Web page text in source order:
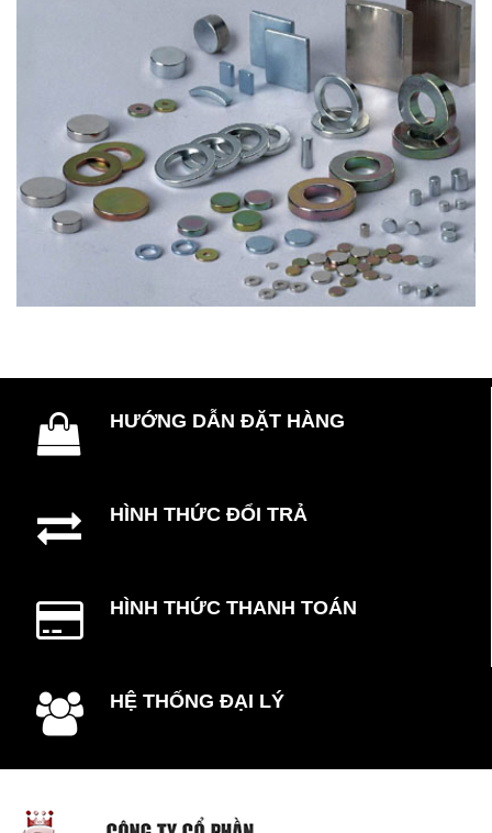
HƯỚNG DẪN ĐẶT HÀNG
HÌNH THỨC ĐỔI TRẢ
HÌNH THỨC THANH TOÁN
HỆ THỐNG ĐẠI LÝ